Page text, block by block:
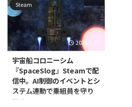
紛れ込んだ"アベレーション（異
常）"を見極めながら、唯一の脱
出方法を探っていきます ...
シミュレーションゲーム
『MonsterGuest』が、2026年7月
22日に配信開始されました。あ
わせて発売記念セールも実施され
ており、通常価格395円（税込）
のところ、8月6日まで40％オフ
の237円（税込）で購入できま
す。 本作でプレイヤーは、村の
祭りで働くことになります。しか
し、会場には人間だけでなく、正
体を隠した怪物も入り混じってお
Steam
2026/7/27
宇宙船コロニーシム
『SpaceSlog』Steamで配
信中。AI制御のイベントとシ
ステム連動で乗組員を守り
抜く